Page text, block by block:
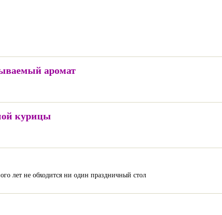
аромат
курицы
лет не обходится ни один праздничный стол